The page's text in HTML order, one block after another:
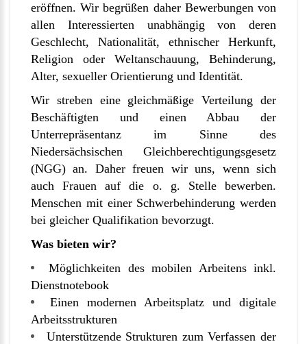
eröffnen. Wir begrüßen daher Bewerbungen von
allen Interessierten unabhängig von deren
Geschlecht, Nationalität, ethnischer Herkunft,
Religion oder Weltanschauung, Behinderung,
Alter, sexueller Orientierung und Identität.
Wir streben eine gleichmäßige Verteilung der
Beschäftigten und einen Abbau der
Unterrepräsentanz im Sinne des
Niedersächsischen Gleichberechtigungsgesetz
(NGG) an. Daher freuen wir uns, wenn sich
auch Frauen auf die o. g. Stelle bewerben.
Menschen mit einer Schwerbehinderung werden
bei gleicher Qualifikation bevorzugt.
Was bieten wir?
Möglichkeiten des mobilen Arbeitens inkl.
Dienstnotebook
Einen modernen Arbeitsplatz und digitale
Arbeitsstrukturen
Unterstützende Strukturen zum Verfassen der